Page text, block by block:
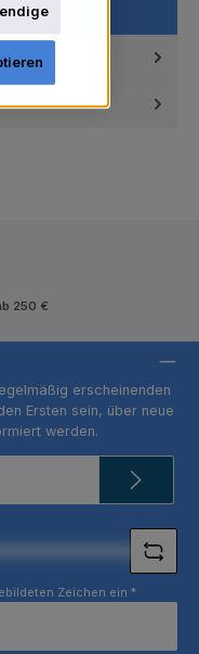
250 €
erscheinenden
Ersten sein, über neue
werden.
Zeichen ein *